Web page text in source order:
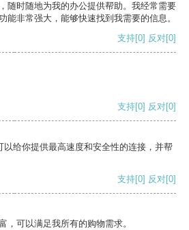
随时随地为我的办公提供帮助。我经常需要
能非常强大，能够快速找到我需要的信息。
支持[0] 反对[0]
支持[0] 反对[0]
给你提供最高速度和安全性的连接，并帮
支持[0] 反对[0]
，可以满足我所有的购物需求。